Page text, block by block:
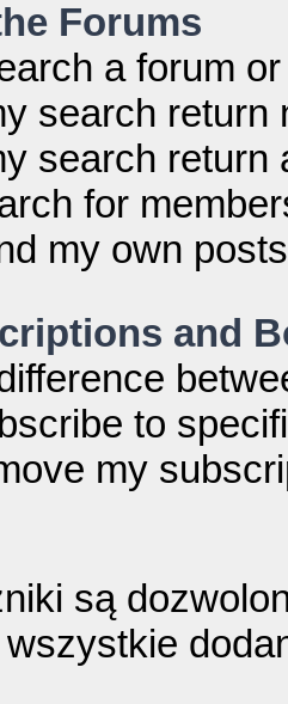
Forums
a forum
search return
search return
for
my own
and
to
my
są